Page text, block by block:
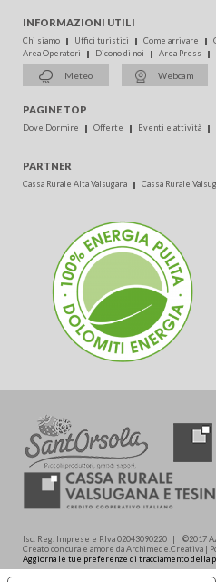
INFORMAZIONI UTILI
Chi siamo Uffici turistici Come arrivare
Area Operatori
Dicono di noi Area Press
Meteo Webcam
PAGINE TOP
Dove Dormire Offerte Eventi e attività
PARTNER
Cassa Rurale Alta Valsugana Cassa Rurale
Isc. Reg. Imprese e P.Iva 02043090220 | ©2017
Creato con cura e amore da Archimede.Creativa |
Aggiorna le tue preferenze di tracciamento della